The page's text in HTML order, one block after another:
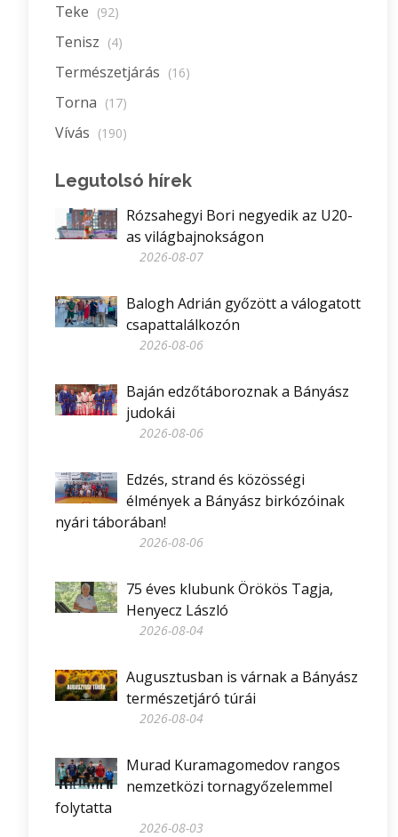
Teke (92)
Tenisz (4)
Természetjárás (16)
Torna (17)
Vívás (190)
Legutolsó hírek
Rózsahegyi Bori negyedik az U20-
as világbajnokságon
2026-08-07
Balogh Adrián győzött a válogatott
csapattalálkozón
2026-08-06
Baján edzőtáboroznak a Bányász
judokái
2026-08-06
Edzés, strand és közösségi
élmények a Bányász birkózóinak
nyári táborában!
2026-08-06
75 éves klubunk Örökös Tagja,
Henyecz László
2026-08-04
Augusztusban is várnak a Bányász
természetjáró túrái
2026-08-04
Murad Kuramagomedov rangos
nemzetközi tornagyőzelemmel
folytatta
2026-08-03